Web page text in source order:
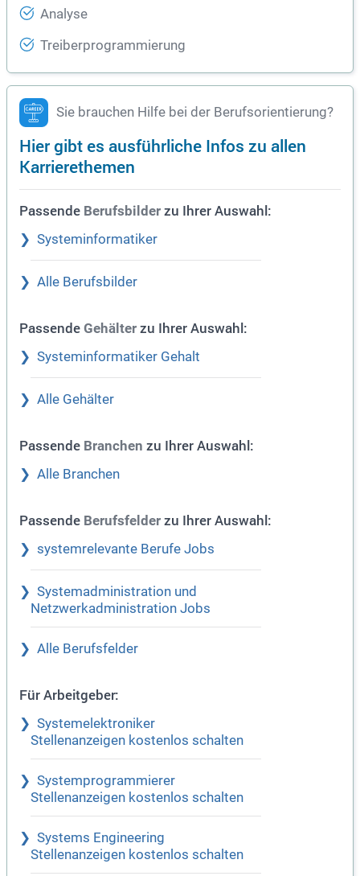
Analyse
Treiberprogrammierung
Sie brauchen Hilfe bei der Berufsorientierung?
Hier gibt es ausführliche Infos zu allen
Karrierethemen
Passende Berufsbilder zu Ihrer Auswahl:
Systeminformatiker
Alle Berufsbilder
Passende Gehälter zu Ihrer Auswahl:
Systeminformatiker Gehalt
Alle Gehälter
Passende Branchen zu Ihrer Auswahl:
Alle Branchen
Passende Berufsfelder zu Ihrer Auswahl:
systemrelevante Berufe Jobs
Systemadministration und
Netzwerkadministration Jobs
Alle Berufsfelder
Für Arbeitgeber:
Systemelektroniker
Stellenanzeigen kostenlos schalten
Systemprogrammierer
Stellenanzeigen kostenlos schalten
Systems Engineering
Stellenanzeigen kostenlos schalten